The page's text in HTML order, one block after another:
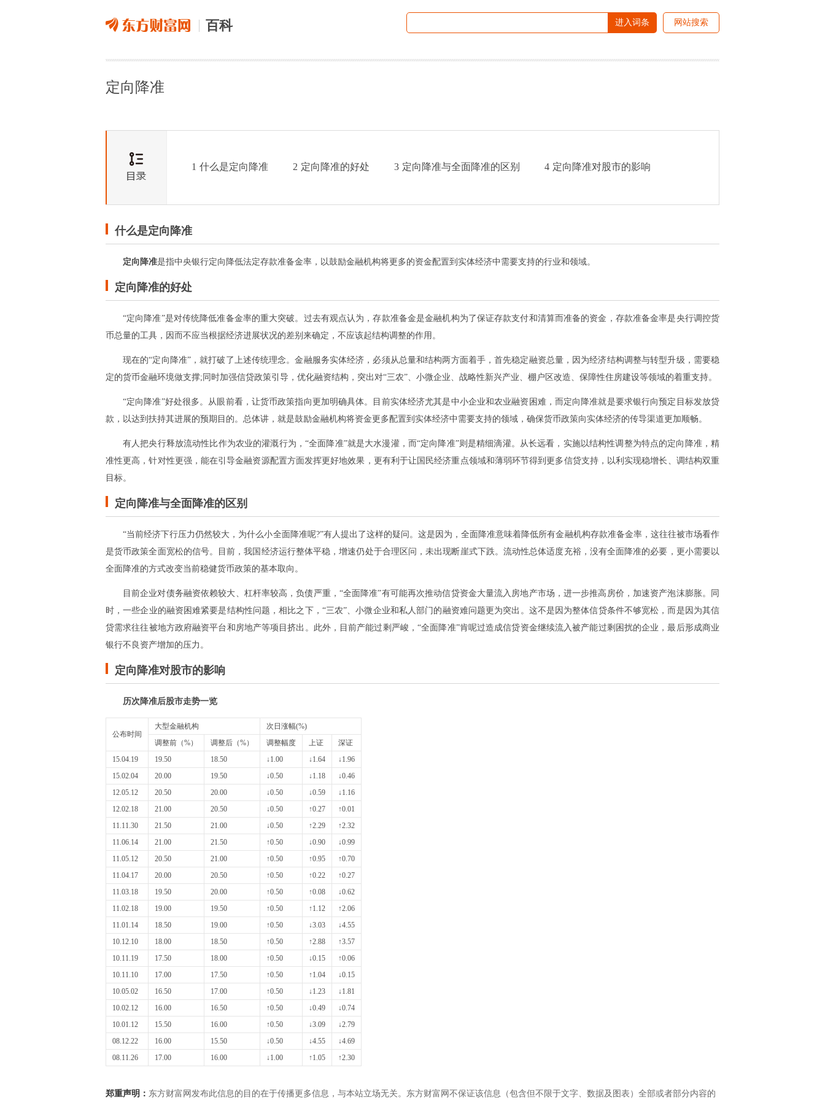
百科 进入词条 网站搜索
定向降准
1 什么是定向降准 2 定向降准的好处 3 定向降准与全面降准的区别 4 定向降准对股市的影响
什么是定向降准
定向降准是指中央银行定向降低法定存款准备金率，以鼓励金融机构将更多的资金配置到实体经济中需要支持的行业和领域。
定向降准的好处
“定向降准”是对传统降低准备金率的重大突破。过去有观点认为，存款准备金是金融机构为了保证存款支付和清算而准备的资金，存款准备金率是央行调控货
币总量的工具，因而不应当根据经济进展状况的差别来确定，不应该起结构调整的作用。
现在的“定向降准”，就打破了上述传统理念。金融服务实体经济，必须从总量和结构两方面着手，首先稳定融资总量，因为经济结构调整与转型升级，需要稳
定的货币金融环境做支撑;同时加强信贷政策引导，优化融资结构，突出对“三农”、小微企业、战略性新兴产业、棚户区改造、保障性住房建设等领域的着重支持。
“定向降准”好处很多。从眼前看，让货币政策指向更加明确具体。目前实体经济尤其是中小企业和农业融资困难，而定向降准就是要求银行向预定目标发放贷
款，以达到扶持其进展的预期目的。总体讲，就是鼓励金融机构将资金更多配置到实体经济中需要支持的领域，确保货币政策向实体经济的传导渠道更加顺畅。
有人把央行释放流动性比作为农业的灌溉行为，“全面降准”就是大水漫灌，而“定向降准”则是精细滴灌。从长远看，实施以结构性调整为特点的定向降准，精
准性更高，针对性更强，能在引导金融资源配置方面发挥更好地效果，更有利于让国民经济重点领域和薄弱环节得到更多信贷支持，以利实现稳增长、调结构双重
目标。
定向降准与全面降准的区别
“当前经济下行压力仍然较大，为什么小全面降准呢?”有人提出了这样的疑问。这是因为，全面降准意味着降低所有金融机构存款准备金率，这往往被市场看作
是货币政策全面宽松的信号。目前，我国经济运行整体平稳，增速仍处于合理区问，未出现断崖式下跌。流动性总体适度充裕，没有全面降准的必要，更小需要以
全面降准的方式改变当前稳健货币政策的基本取向。
目前企业对债务融资依赖较大、杠杆率较高，负债严重，“全面降准”有可能再次推动信贷资金大量流入房地产市场，进一步推高房价，加速资产泡沫膨胀。同
时，一些企业的融资困难紧要是结构性问题，相比之下，“三农”、小微企业和私人部门的融资难问题更为突出。这不是因为整体信贷条件不够宽松，而是因为其信
贷需求往往被地方政府融资平台和房地产等项目挤出。此外，目前产能过剩严峻，“全面降准”肯呢过造成信贷资金继续流入被产能过剩困扰的企业，最后形成商业
银行不良资产增加的压力。
定向降准对股市的影响
历次降准后股市走势一览
公布时间
大型金融机构
次日涨幅(%)
调整前（%）
调整后（%） 调整幅度 上证
深证
15.04.19
19.50 18.50 ↓1.00 ↓1.64
↓1.96
15.02.04
20.00 19.50 ↓0.50 ↓1.18
↓0.46
12.05.12
20.50 20.00 ↓0.50 ↓0.59
↓1.16
12.02.18
21.00 20.50 ↓0.50 ↑0.27
↑0.01
11.11.30
21.50 21.00 ↓0.50 ↑2.29
↑2.32
11.06.14
21.00 21.50 ↑0.50 ↓0.90
↓0.99
11.05.12
20.50 21.00 ↑0.50 ↑0.95
↑0.70
11.04.17
20.00 20.50 ↑0.50 ↑0.22
↑0.27
11.03.18
19.50 20.00 ↑0.50 ↑0.08
↓0.62
11.02.18
19.00 19.50 ↑0.50 ↑1.12
↑2.06
11.01.14
18.50 19.00 ↑0.50 ↓3.03
↓4.55
10.12.10
18.00 18.50 ↑0.50 ↑2.88
↑3.57
10.11.19
17.50 18.00 ↑0.50 ↓0.15
↑0.06
10.11.10
17.00 17.50 ↑0.50 ↑1.04
↓0.15
10.05.02
16.50 17.00 ↑0.50 ↓1.23
↓1.81
10.02.12
16.00 16.50 ↑0.50 ↓0.49
↓0.74
10.01.12
15.50 16.00 ↑0.50 ↓3.09
↓2.79
08.12.22
16.00 15.50 ↓0.50 ↓4.55
↓4.69
08.11.26
17.00 16.00 ↓1.00 ↑1.05 ↑2.30
郑重声明： 东方财富网发布此信息的目的在于传播更多信息，与本站立场无关。东方财富网不保证该信息（包含但不限于文字、数据及图表）全部或者部分内容的